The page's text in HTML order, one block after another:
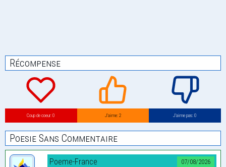
Récompense
Coup de coeur: 0 J’aime: 2 J’aime pas: 0
Poesie Sans Commentaire
07/08/2026
Poeme-France